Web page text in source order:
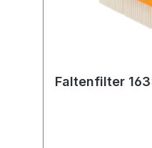
Faltenfilter